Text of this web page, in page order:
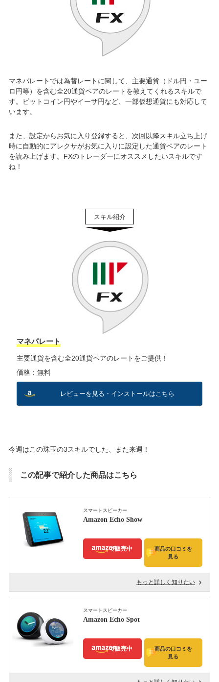
マネパレートでは為替レートに関して、主要通貨（ドル円・ユー
ロ円等）を含む全20通貨ペアのレートを教えてくれるスキルで
す。ビットコイン円やイーサ円など、一部仮想通貨にも対応して
います。
また、設定からお気に入り登録すると、次回以降スキル立ち上げ
時に自動的にアレクサがお気に入りに設定した通貨ペアのレート
を読み上げます。FXのトレーダーにオススメしたいスキルです
ね！
マネパレート
主要通貨を含む全20通貨ペアのレートをご提供！
価格：無料
レビューを見る・インストールはこちら
今週はこの珠玉の3スキルでした、また来週！
この記事で紹介した商品はこちら
スマートスピーカー
Amazon Echo Show
で販売中
商品の口コミを
見る
もっと詳しく知りたい
スマートスピーカー
Amazon Echo Spot
で販売中
商品の口コミを
見る